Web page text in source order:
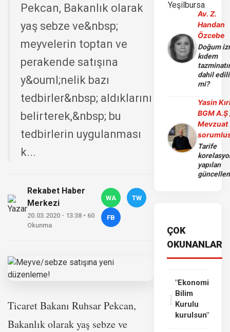
Pekcan, Bakanlık olarak
yaş sebze ve&nbsp;
meyvelerin toptan ve
perakende satışına
y&ouml;nelik bazı
tedbirler&nbsp; aldıklarını
belirterek,&nbsp; bu
tedbirlerin uygulanması
k...
Rekabet Haber
Merkezi
20.03.2020 - 13:38 • 60
Okunma
WA TW
FB
Ticaret Bakanı Ruhsar Pekcan,
Bakanlık olarak yaş sebze ve
Av. Z.
Handan
Özcebe
Doğum
kıdem
dahil
mi?
Yasin
BGM A.Ş
Mevzuat
Tarife
yapılan
ÇOK
OKUNANLAR
"Ekonomi
Bilim
Kurulu
kurulsun"